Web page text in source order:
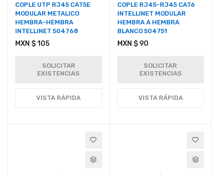
COPLE UTP RJ45 CAT5E
MODULAR METALICO
HEMBRA-HEMBRA
INTELLINET 504768
MXN $ 105
SOLICITAR
EXISTENCIAS
VISTA RÁPIDA
COPLE RJ45-RJ45 CAT6
INTELLINET MODULAR
HEMBRA A HEMBRA
BLANCO 504751
MXN $ 90
SOLICITAR
EXISTENCIAS
VISTA RÁPIDA